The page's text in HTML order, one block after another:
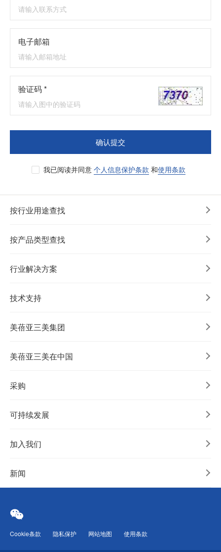
电子邮箱
验证码 *
确认提交
我已阅读并同意 个人信息保护条款 和使用条款
按行业用途查找
按产品类型查找
行业解决方案
技术支持
美蓓亚三美集团
美蓓亚三美在中国
采购
可持续发展
加入我们
新闻
Cookie条款 隐私保护 网站地图 使用条款